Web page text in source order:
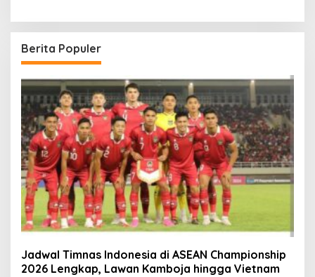
Berita Populer
Jadwal Timnas Indonesia di ASEAN Championship
2026 Lengkap, Lawan Kamboja hingga Vietnam